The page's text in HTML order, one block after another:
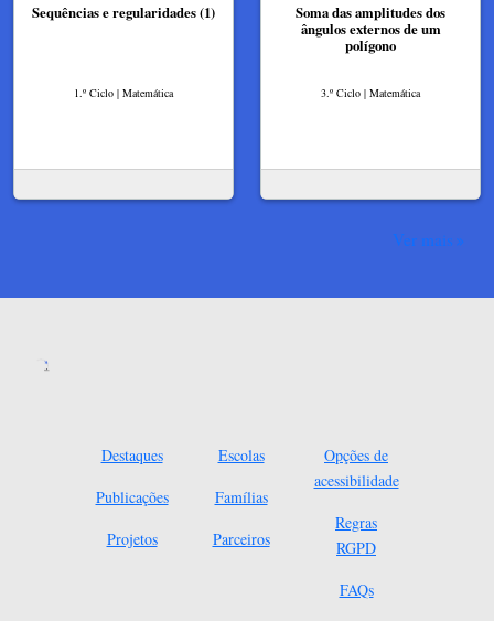
Sequências e regularidades (1)
1.º Ciclo | Matemática
Soma das amplitudes dos
ângulos externos de um
polígono
3.º Ciclo | Matemática
Ver mais
Destaques
Publicações
Projetos
Escolas
Famílias
Parceiros
Opções de
acessibilidade
Regras
RGPD
FAQs